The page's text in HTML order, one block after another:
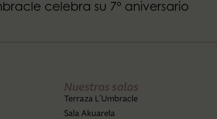
celebra su 7º aniversario
Nuestras salas
Terraza L´Umbracle
Sala Akuarela